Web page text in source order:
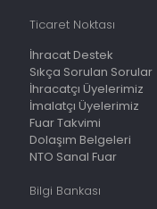
Ticaret Noktası
İhracat Destek
Sıkça Sorulan Sorular
İhracatçı Üyelerimiz
İmalatçı Üyelerimiz
Fuar Takvimi
Dolaşım Belgeleri
NTO Sanal Fuar
Bilgi Bankası